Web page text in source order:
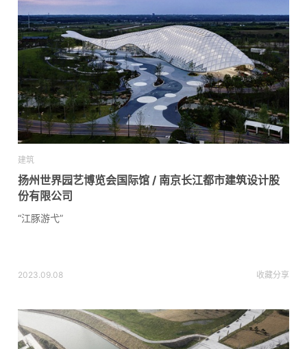
建筑
扬州世界园艺博览会国际馆 / 南京长江都市建筑设计股
份有限公司
“江豚游弋”
2023.09.08 收藏分享